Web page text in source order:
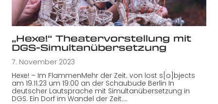
„Hexe!“ Theatervorstellung mit
DGS-Simultanübersetzung
7. November 2023
Hexe! – Im FlammenMehr der Zeit. von lost s[o]bjects
am 19.11.23 um 19:00 an der Schaubude Berlin In
deutscher Lautsprache mit Simultanübersetzung in
DGS. Ein Dorf im Wandel der Zeit.…